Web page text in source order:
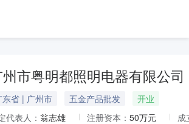
州市粤明都照明电器有限公司
东省 | 广州市 五金产品批发
开业
代表人： 翁志雄 注册资本： 50万元
成